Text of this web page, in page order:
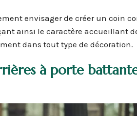
envisager de créer un coin
ainsi le caractère accueillant
dans tout type de décoration.
à porte